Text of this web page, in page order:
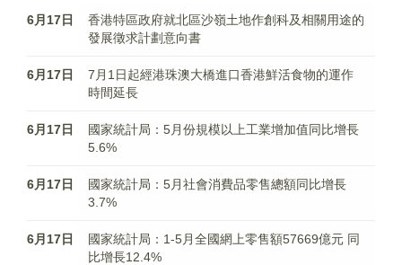
6月17日
香港特區政府就北區沙嶺土地作創科及相關用途的
發展徵求計劃意向書
6月17日
7月1日起經港珠澳大橋進口香港鮮活食物的運作
時間延長
6月17日
國家統計局：5月份規模以上工業增加值同比增長
5.6%
6月17日
國家統計局：5月社會消費品零售總額同比增長
3.7%
6月17日
國家統計局：1-5月全國網上零售額57669億元 同
比增長12.4%